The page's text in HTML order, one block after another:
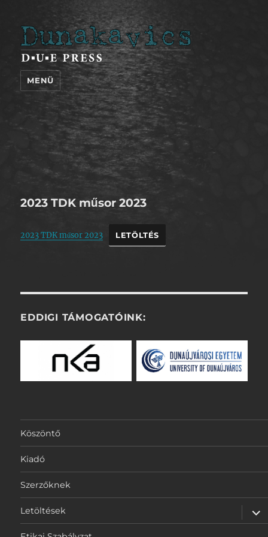
Dunakavics
MENÜ
2023 TDK műsor 2023
2023 TDK műsor 2023 LETÖLTÉS
EDDIGI TÁMOGATÓINK:
Köszöntő
Kiadó
Szerzőknek
Letöltések